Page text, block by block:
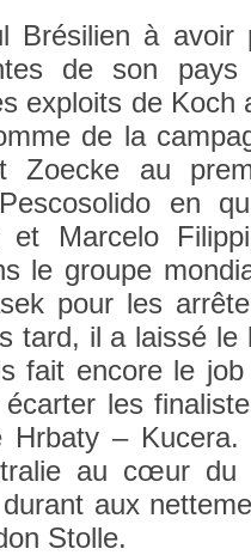
Brésili­en à avoir
de son
ex­ploits de Koch
de la
Zoec­ke au
en
Mar­celo
le groupe
pour les
tard, il a laissé
fait en­core le
les
Hrbaty – Kucera.
au cœur du
aux
Stol­le.